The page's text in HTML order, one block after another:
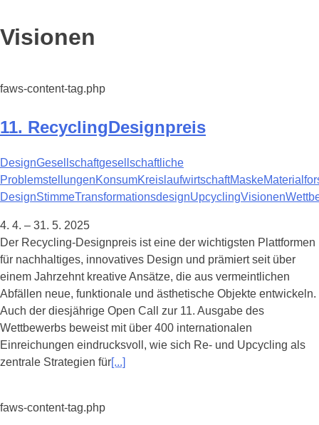
Schlagwort:
Visionen
faws-content-tag.php
11. RecyclingDesignpreis
DesignGesellschaftgesellschaftliche
ProblemstellungenKonsumKreislaufwirtschaftMaske
DesignStimmeTransformationsdesignUpcyclingVisionen
4. 4. – 31. 5. 2025
Der Recycling-Designpreis ist eine der wichtigsten Plattformen
für nachhaltiges, innovatives Design und prämiert seit über
einem Jahrzehnt kreative Ansätze, die aus vermeintlichen
Abfällen neue, funktionale und ästhetische Objekte entwickeln.
Auch der diesjährige Open Call zur 11. Ausgabe des
Wettbewerbs beweist mit über 400 internationalen
Einreichungen eindrucksvoll, wie sich Re- und Upcycling als
zentrale Strategien für[...]
faws-content-tag.php